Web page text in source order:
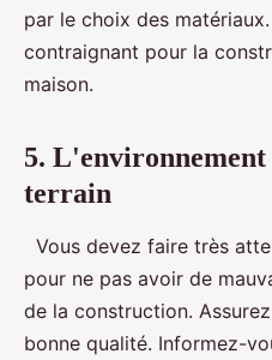
par le choix des
contraignant pour la
maison.
5.
terrain
Vous devez faire très
pour ne pas avoir de
de la construction.
bonne qualité. Informez-